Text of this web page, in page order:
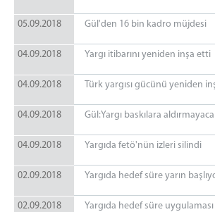
05.09.2018 Gül'den 16 bin kadro müjdesi
04.09.2018 Yargı itibarını yeniden inşa etti
04.09.2018 Türk yargısı gücünü yeniden
04.09.2018 Gül:Yargı baskılara
04.09.2018 Yargıda fetö'nün izleri silindi
02.09.2018 Yargıda hedef süre yarın
02.09.2018 Yargıda hedef süre